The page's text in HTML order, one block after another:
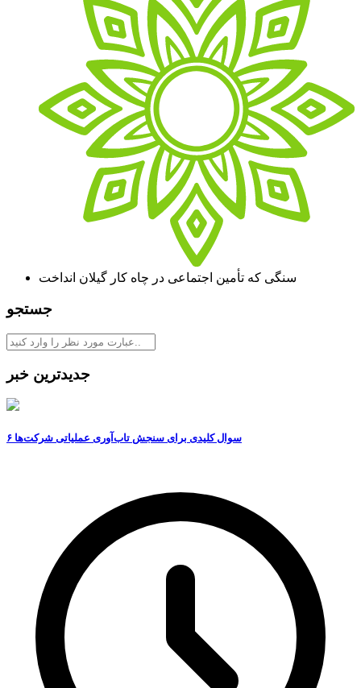
سنگی که تأمین اجتماعی در چاه کار گیلان انداخت
جستجو
جدیدترین خبر
۶ سوال کلیدی برای سنجش تاب‌آوری عملیاتی شرکت‌ها